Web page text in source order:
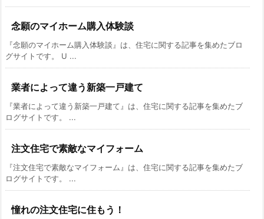
念願のマイホーム購入体験談
『念願のマイホーム購入体験談』は、住宅に関する記事を集めたブロ
グサイトです。 U ...
業者によって違う新築一戸建て
『業者によって違う新築一戸建て』は、住宅に関する記事を集めたブ
ログサイトです。 ...
注文住宅で素敵なマイフォーム
『注文住宅で素敵なマイフォーム』は、住宅に関する記事を集めたブ
ログサイトです。 ...
憧れの注文住宅に住もう！